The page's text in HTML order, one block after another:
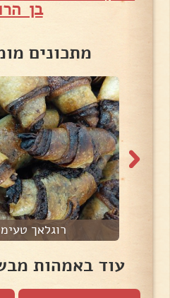
בן
מתכונים
רוגלאך
עוד באמהות